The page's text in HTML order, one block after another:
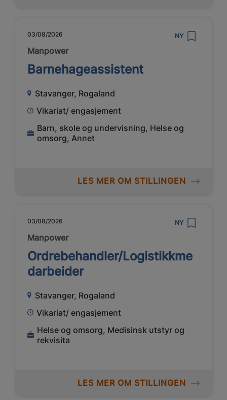
03/08/2026 NY
Manpower
Barnehageassistent
Stavanger, Rogaland
Vikariat/ engasjement
Barn, skole og undervisning, Helse og
omsorg, Annet
LES MER OM STILLINGEN
03/08/2026 NY
Manpower
Ordrebehandler/Logistikkme
darbeider
Stavanger, Rogaland
Vikariat/ engasjement
Helse og omsorg, Medisinsk utstyr og
rekvisita
LES MER OM STILLINGEN